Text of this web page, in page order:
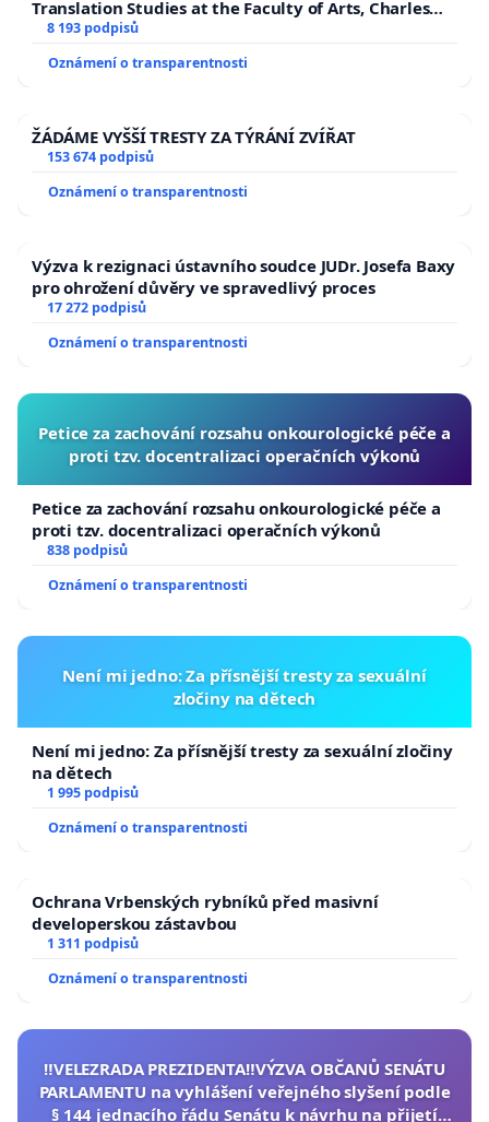
Translation Studies at the Faculty of Arts, Charles
University
8 193 podpisů
Oznámení o transparentnosti
ŽÁDÁME VYŠŠÍ TRESTY ZA TÝRÁNÍ ZVÍŘAT
153 674 podpisů
Oznámení o transparentnosti
Výzva k rezignaci ústavního soudce JUDr. Josefa Baxy
pro ohrožení důvěry ve spravedlivý proces
17 272 podpisů
Oznámení o transparentnosti
Petice za zachování rozsahu onkourologické péče a
proti tzv. docentralizaci operačních výkonů
Petice za zachování rozsahu onkourologické péče a
proti tzv. docentralizaci operačních výkonů
838 podpisů
Oznámení o transparentnosti
Není mi jedno: Za přísnější tresty za sexuální
zločiny na dětech
Není mi jedno: Za přísnější tresty za sexuální zločiny
na dětech
1 995 podpisů
Oznámení o transparentnosti
Ochrana Vrbenských rybníků před masivní
developerskou zástavbou
1 311 podpisů
Oznámení o transparentnosti
‼️VELEZRADA PREZIDENTA‼️VÝZVA OBČANŮ SENÁTU
PARLAMENTU na vyhlášení veřejného slyšení podle
§ 144 jednacího řádu Senátu k návrhu na přijetí